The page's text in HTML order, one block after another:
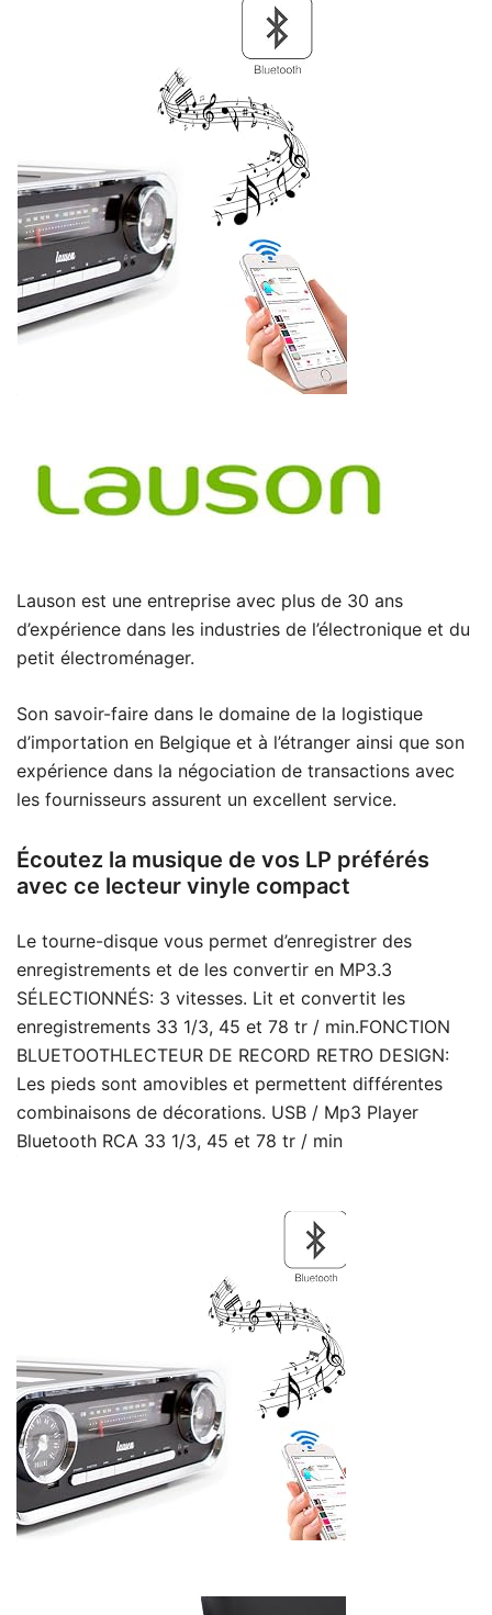
Lauson est une entreprise avec plus de 30 ans
d’expérience dans les industries de l’électronique et du
petit électroménager.
Son savoir-faire dans le domaine de la logistique
d’importation en Belgique et à l’étranger ainsi que son
expérience dans la négociation de transactions avec
les fournisseurs assurent un excellent service.
Écoutez la musique de vos LP préférés
avec ce lecteur vinyle compact
Le tourne-disque vous permet d’enregistrer des
enregistrements et de les convertir en MP3.3
SÉLECTIONNÉS: 3 vitesses. Lit et convertit les
enregistrements 33 1/3, 45 et 78 tr / min.FONCTION
BLUETOOTHLECTEUR DE RECORD RETRO DESIGN:
Les pieds sont amovibles et permettent différentes
combinaisons de décorations. USB / Mp3 Player
Bluetooth RCA 33 1/3, 45 et 78 tr / min